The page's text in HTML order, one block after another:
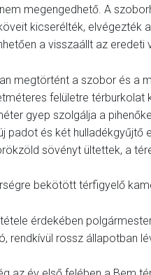
megengedhető. A
kicserélték, elvégezték
a visszaállt az
megtörtént a szobor és a
felületre térburkolat
gyep szolgálja a
padot és két hulladékgyűjtő
sövényt ültettek, a
bekötött térfigyelő
érdekében
rendkívül rossz állapotban